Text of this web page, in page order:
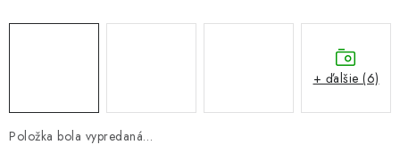
Dopravné a platobné podmienky
Galéria od Zákaznikov
Položka bola vypredaná…
+ ďalšie (6)